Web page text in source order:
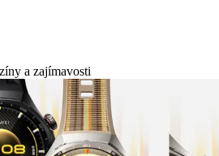
a zajímavosti